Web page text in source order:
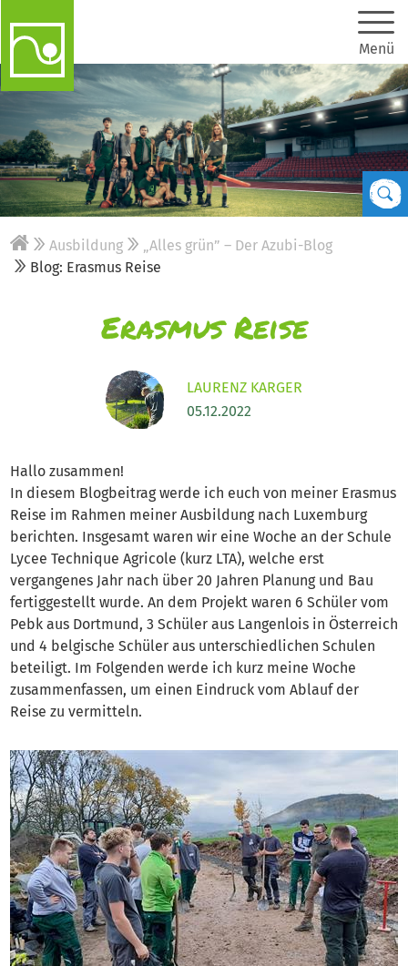
Menü
Ausbildung
„Alles grün” – Der Azubi-Blog
Blog: Erasmus Reise
Erasmus Reise
LAURENZ KARGER
05.12.2022
Hallo zusammen!
In diesem Blogbeitrag werde ich euch von meiner Erasmus
Reise im Rahmen meiner Ausbildung nach Luxemburg
berichten. Insgesamt waren wir eine Woche an der Schule
Lycee Technique Agricole (kurz LTA), welche erst
vergangenes Jahr nach über 20 Jahren Planung und Bau
fertiggestellt wurde. An dem Projekt waren 6 Schüler vom
Pebk aus Dortmund, 3 Schüler aus Langenlois in Österreich
und 4 belgische Schüler aus unterschiedlichen Schulen
beteiligt. Im Folgenden werde ich kurz meine Woche
zusammenfassen, um einen Eindruck vom Ablauf der
Reise zu vermitteln.